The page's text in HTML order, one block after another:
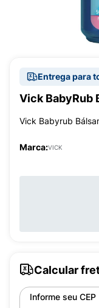
Entrega para
Vick BabyRub
Vick Babyrub
Marca:VICK
Calcular
Informe seu CEP